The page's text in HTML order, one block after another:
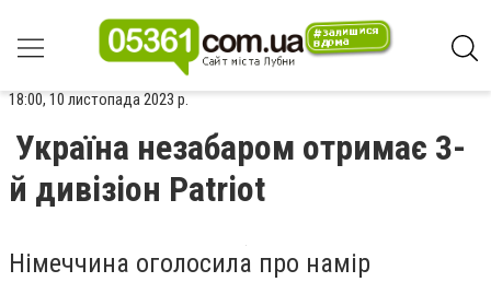
18:00, 10 листопада 2023 р.
Україна незабаром отримає 3-
й дивізіон Patriot
Німеччина оголосила про намір